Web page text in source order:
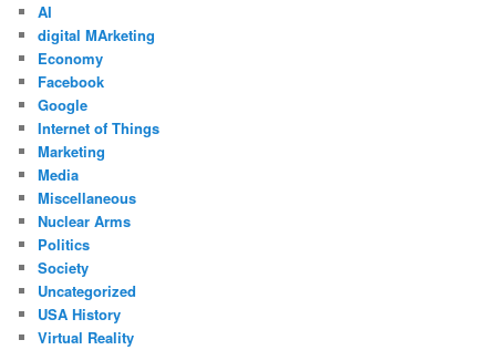
AI
digital MArketing
Economy
Facebook
Google
Internet of Things
Marketing
Media
Miscellaneous
Nuclear Arms
Politics
Society
Uncategorized
USA History
Virtual Reality